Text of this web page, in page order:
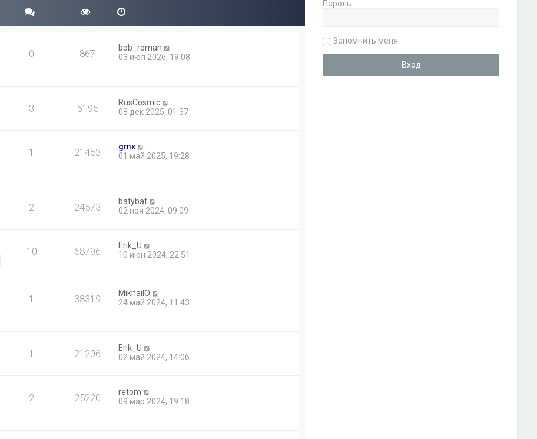
0 867
bob_roman
03 июл 2026, 19:08
3 6195
RusCosmic
08 дек 2025, 01:37
1 21453
gmx
01 май 2025, 19:28
2 24573
batybat
02 ноя 2024, 09:09
10 58796
Erik_U
10 июн 2024, 22:51
1 38319
MikhailO
24 май 2024, 11:43
1 21206
Erik_U
02 май 2024, 14:06
2 25220
retom
09 мар 2024, 19:18
Пароль:
Запомнить меня